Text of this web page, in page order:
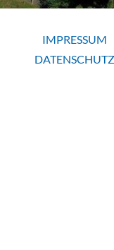
IMPRESSUM
DATENSCHUTZ